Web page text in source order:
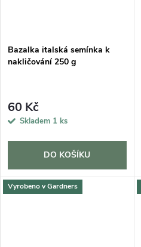
Bazalka italská semínka k
nakličování 250 g
60 Kč
Skladem 1 ks
DO KOŠÍKU
Vyrobeno v Gardners